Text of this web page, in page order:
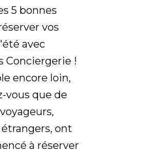
5 bonnes
vos
avec
Conciergerie !
encore loin,
vous que de
ont
à réserver